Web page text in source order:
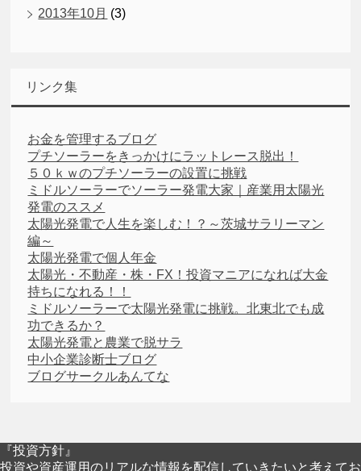
2013年10月 (3)
リンク集
お金を管理するブログ
プチソーラーをきっかけにラットレース脱出！
５０ｋｗのプチソーラーの設置に挑戦
ミドルソーラーでソーラー発電大家｜産業用太陽光
発電のススメ
太陽光発電で人生を楽しむ！？～茨城サラリーマン
編～
太陽光発電で個人年金
太陽光・不動産・株・FX！投資マニアになれば大金
持ちになれる！！
ミドルソーラーで太陽光発電に挑戦。北東北でも成
功できるか？
太陽光発電と農業で脱サラ
中小企業診断士ブログ
ブログサークルあんてな
『投資方針』
投資や資産運用のリアルな情報を配信していきたいと考えてお